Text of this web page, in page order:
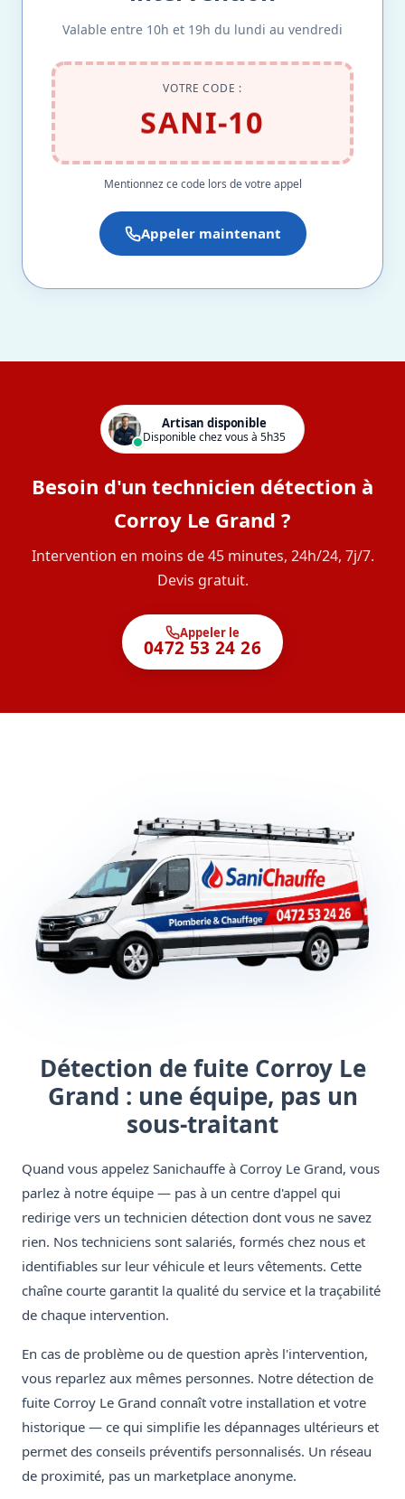
Valable entre 10h et 19h du lundi au vendredi
VOTRE CODE :
SANI-10
Mentionnez ce code lors de votre appel
Appeler maintenant
Artisan disponible
Disponible chez vous à 5h35
Besoin d'un technicien détection à
Corroy Le Grand ?
Intervention en moins de 45 minutes, 24h/24, 7j/7.
Devis gratuit.
Appeler le
0472 53 24 26
Détection de fuite Corroy Le
Grand : une équipe, pas un
sous-traitant
Quand vous appelez Sanichauffe à Corroy Le Grand, vous
parlez à notre équipe — pas à un centre d'appel qui
redirige vers un technicien détection dont vous ne savez
rien. Nos techniciens sont salariés, formés chez nous et
identifiables sur leur véhicule et leurs vêtements. Cette
chaîne courte garantit la qualité du service et la traçabilité
de chaque intervention.
En cas de problème ou de question après l'intervention,
vous reparlez aux mêmes personnes. Notre détection de
fuite Corroy Le Grand connaît votre installation et votre
historique — ce qui simplifie les dépannages ultérieurs et
permet des conseils préventifs personnalisés. Un réseau
de proximité, pas un marketplace anonyme.